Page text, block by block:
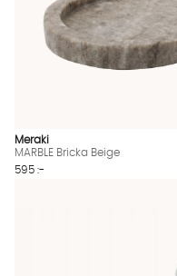
Meraki
MARBLE Bricka Beige
595 :-